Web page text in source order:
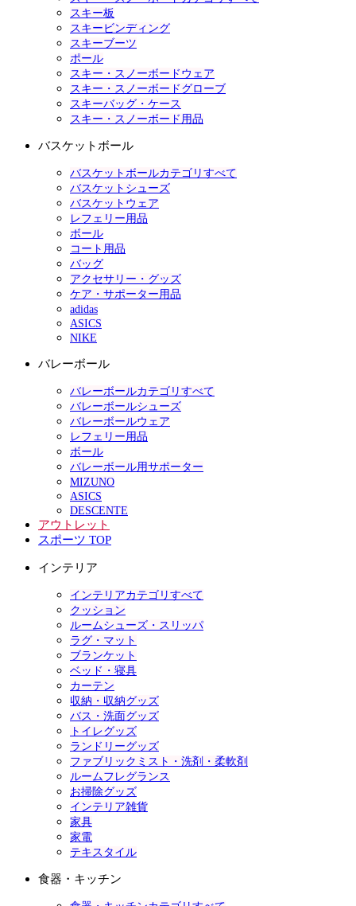
スキー板
スキービンディング
スキーブーツ
ポール
スキー・スノーボードウェア
スキー・スノーボードグローブ
スキーバッグ・ケース
スキー・スノーボード用品
バスケットボール
バスケットボールカテゴリすべて
バスケットシューズ
バスケットウェア
レフェリー用品
ボール
コート用品
バッグ
アクセサリー・グッズ
ケア・サポーター用品
adidas
ASICS
NIKE
バレーボール
バレーボールカテゴリすべて
バレーボールシューズ
バレーボールウェア
レフェリー用品
ボール
バレーボール用サポーター
MIZUNO
ASICS
DESCENTE
アウトレット
スポーツ TOP
インテリア
インテリアカテゴリすべて
クッション
ルームシューズ・スリッパ
ラグ・マット
ブランケット
ベッド・寝具
カーテン
収納・収納グッズ
バス・洗面グッズ
トイレグッズ
ランドリーグッズ
ファブリックミスト・洗剤・柔軟剤
ルームフレグランス
お掃除グッズ
インテリア雑貨
家具
家電
テキスタイル
食器・キッチン